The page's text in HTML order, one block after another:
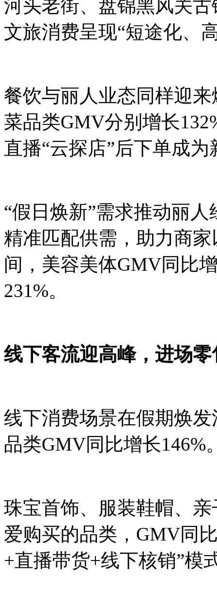
河头老街、盘锦黑风关
文旅消费呈现“短途化、
餐饮与丽人业态同样迎
菜品类GMV分别增长
直播“云探店”后下单成为
“假日焕新”需求推动丽
精准匹配供需，助力商
间，美容美体GMV同比
231%。
线下客流迎高峰，进场
线下消费场景在假期焕
品类GMV同比增长146%
珠宝首饰、服装鞋帽、
爱购买的品类，GMV同
+直播带货+线下核销”模